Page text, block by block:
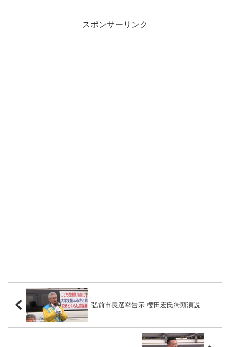
スポンサーリンク
弘前市長選挙告示 櫻田宏氏街頭演説